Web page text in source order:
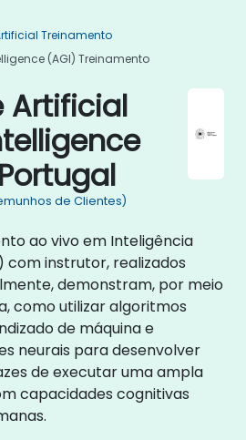
Treinamento
(AGI) Treinamento
Artificial
de Clientes)
ao vivo em Inteligência
com instrutor, realizados
demonstram, por meio
como utilizar algoritmos
de máquina e
neurais para desenvolver
de executar uma ampla
capacidades cognitivas